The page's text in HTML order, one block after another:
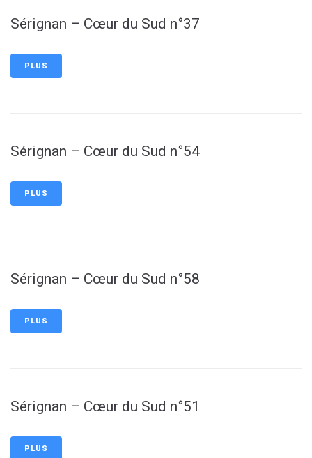
Sérignan – Cœur du Sud n°37
PLUS
Sérignan – Cœur du Sud n°54
PLUS
Sérignan – Cœur du Sud n°58
PLUS
Sérignan – Cœur du Sud n°51
PLUS